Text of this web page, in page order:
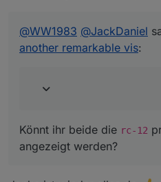
angezeigt werden?
@WW1983 @JackDaniel
another remarkable vis:
Könnt ihr beide die rc-12
angezeigt werden?